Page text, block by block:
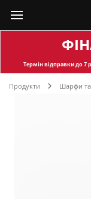
Термін відправкидо 7
Продукти Шарфи